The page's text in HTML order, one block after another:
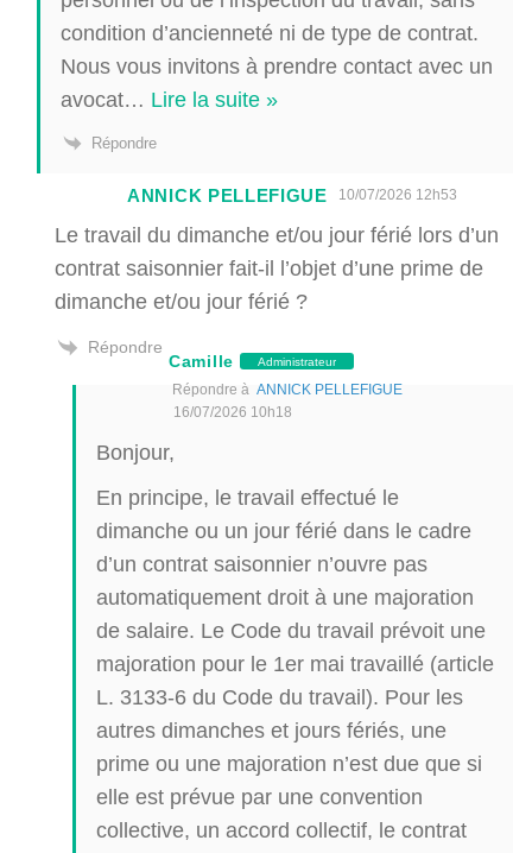
condition d’ancienneté ni de type de contrat.
Nous vous invitons à prendre contact avec un
avocat… Lire la suite »
Répondre
ANNICK PELLEFIGUE 10/07/2026 12h53
Le travail du dimanche et/ou jour férié lors d’un
contrat saisonnier fait-il l’objet d’une prime de
dimanche et/ou jour férié ?
Répondre
Camille Administrateur
Répondre à ANNICK PELLEFIGUE
16/07/2026 10h18
Bonjour,
En principe, le travail effectué le
dimanche ou un jour férié dans le cadre
d’un contrat saisonnier n’ouvre pas
automatiquement droit à une majoration
de salaire. Le Code du travail prévoit une
majoration pour le 1er mai travaillé (article
L. 3133-6 du Code du travail). Pour les
autres dimanches et jours fériés, une
prime ou une majoration n’est due que si
elle est prévue par une convention
collective, un accord collectif, le contrat